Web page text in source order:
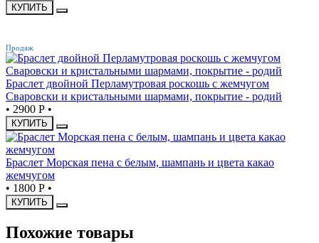
КУПИТЬ
Продаж
Браслет двойной Перламутровая роскошь с жемчугом
Сваровски и кристальными шармами, покрытие - родий
• 2900 Р •
КУПИТЬ
Браслет Морская пена с белым, шампань и цвета какао
жемчугом
• 1800 Р •
КУПИТЬ
Похожие товары